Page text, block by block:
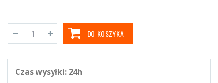
DO KOSZYKA
Czas wysyłki: 24h